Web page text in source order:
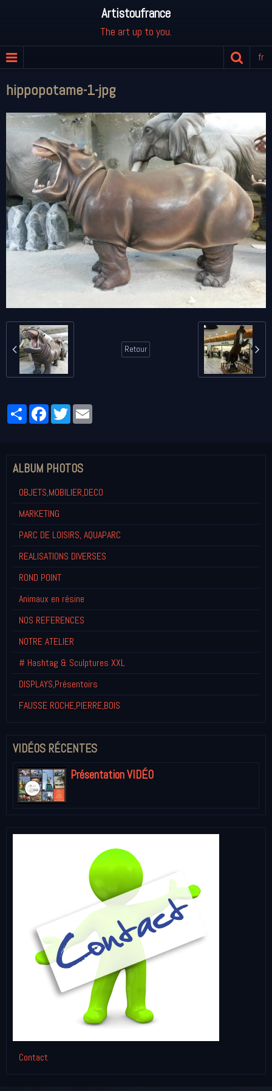
Artistoufrance
The art up to you.
fr
hippopotame-1-jpg
Retour
PartagerFacebookTwitter
ALBUM PHOTOS
OBJETS,MOBILIER,DECO
MARKETING
PARC DE LOISIRS, AQUAPARC
REALISATIONS DIVERSES
ROND POINT
Animaux en résine
NOS REFERENCES
NOTRE ATELIER
# Hashtag & Sculptures XXL
DISPLAYS,Présentoirs
FAUSSE ROCHE,PIERRE,BOIS
VIDÉOS RÉCENTES
Présentation VIDÉO
Contact